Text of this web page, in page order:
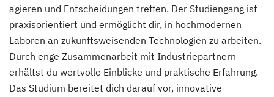
agieren und Entscheidungen treffen. Der Studiengang ist
praxisorientiert und ermöglicht dir, in hochmodernen
Laboren an zukunftsweisenden Technologien zu arbeiten.
Durch enge Zusammenarbeit mit Industriepartnern
erhältst du wertvolle Einblicke und praktische Erfahrung.
Das Studium bereitet dich darauf vor, innovative